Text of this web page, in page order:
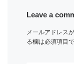
Leave a
メールアドレス
る欄は必須項目